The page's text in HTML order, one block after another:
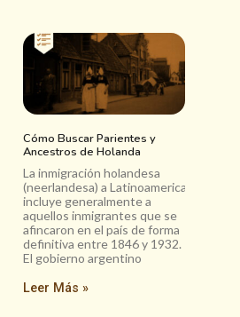
Cómo Buscar Parientes y
Ancestros de Holanda
La inmigración holandesa
(neerlandesa) a Latinoamerica
incluye generalmente a
aquellos inmigrantes que se
afincaron en el país de forma
definitiva entre 1846 y 1932.
El gobierno argentino
Leer Más »